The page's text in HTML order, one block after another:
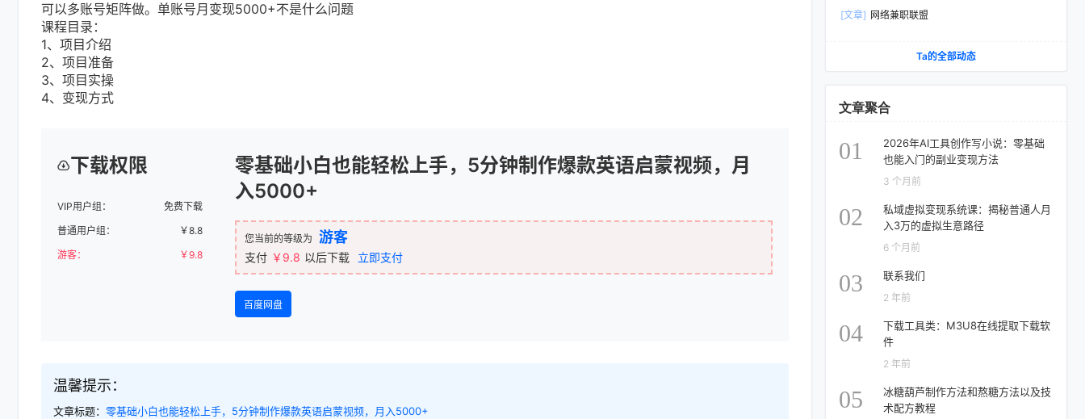
可以多账号矩阵做。单账号月变现5000+不是什么问题
课程目录：
1、项目介绍
2、项目准备
3、项目实操
4、变现方式
下载权限
VIP用户组：
免费下载
普通用户组：
￥8.8
游客：
￥9.8
零基础小白也能轻松上手，5分钟制作爆款英语启蒙视频，月
入5000+
您当前的等级为 游客
支付 ￥9.8 以后下载 立即支付
百度网盘
温馨提示：
文章标题： 零基础小白也能轻松上手，5分钟制作爆款英语启蒙视频，月入5000+
[文章] 网络兼职联盟
Ta的全部动态
文章聚合
01
2026年AI工具创作写小说：零基础
也能入门的副业变现方法
3 个月前
02
私域虚拟变现系统课：揭秘普通人月
入3万的虚拟生意路径
6 个月前
03 联系我们
2 年前
04
下载工具类：M3U8在线提取下载软
件
2 年前
05
冰糖葫芦制作方法和熬糖方法以及技
术配方教程